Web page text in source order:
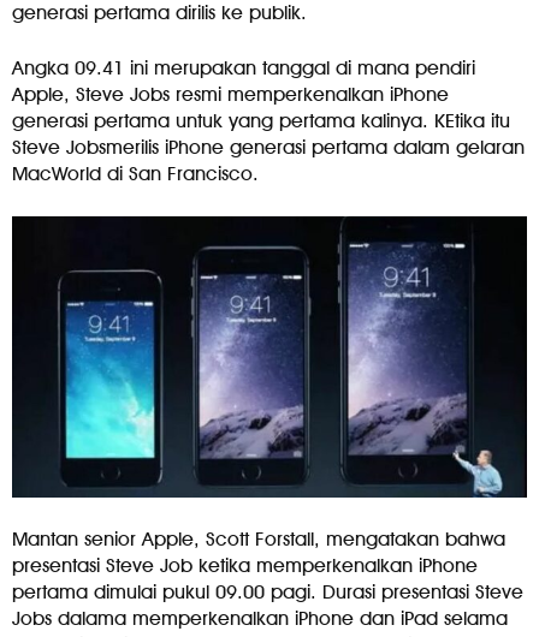
generasi pertama dirilis ke publik.
Angka 09.41 ini merupakan tanggal di mana pendiri
Apple, Steve Jobs resmi memperkenalkan iPhone
generasi pertama untuk yang pertama kalinya. KEtika itu
Steve Jobsmerilis iPhone generasi pertama dalam gelaran
MacWorld di San Francisco.
Mantan senior Apple, Scott Forstall, mengatakan bahwa
presentasi Steve Job ketika memperkenalkan iPhone
pertama dimulai pukul 09.00 pagi. Durasi presentasi Steve
Jobs dalama memperkenalkan iPhone dan iPad selama